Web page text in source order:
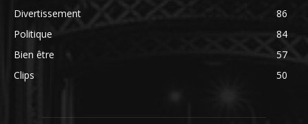
Divertissement
86
Politique
84
Bien être
57
Clips
50